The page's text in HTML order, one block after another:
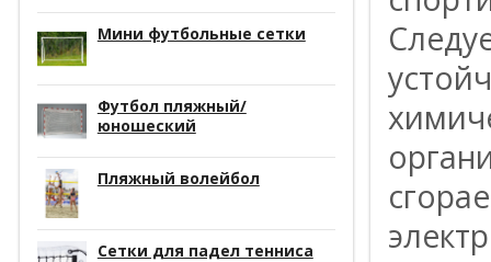
Мини футбольные сетки
Футбол пляжный/
юношеский
Пляжный волейбол
Сетки для падел тенниса